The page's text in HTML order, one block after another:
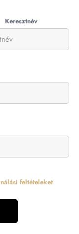
Keresztnév
feltételeket